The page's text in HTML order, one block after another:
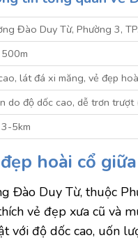
Đào Duy Từ, Phường 3,
lát đá xi măng, vẻ đẹp
do độ dốc cao, dễ trơn trượt
5km
hoài cổ
Đào Duy Từ, thuộc
vẻ đẹp xưa cũ và
với độ dốc cao, uốn